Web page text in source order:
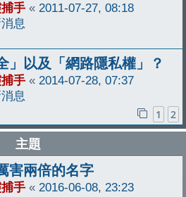
手 « 2011-07-27, 08:18
息
」以及「網路隱私權」？
手 « 2014-07-28, 07:37
息
1 2
主題
害兩倍的名字
手 « 2016-06-08, 23:23